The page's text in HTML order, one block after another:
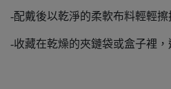
-配戴後以乾淨的柔軟布料輕輕擦
-收藏在乾燥的夾鏈袋或盒子裡